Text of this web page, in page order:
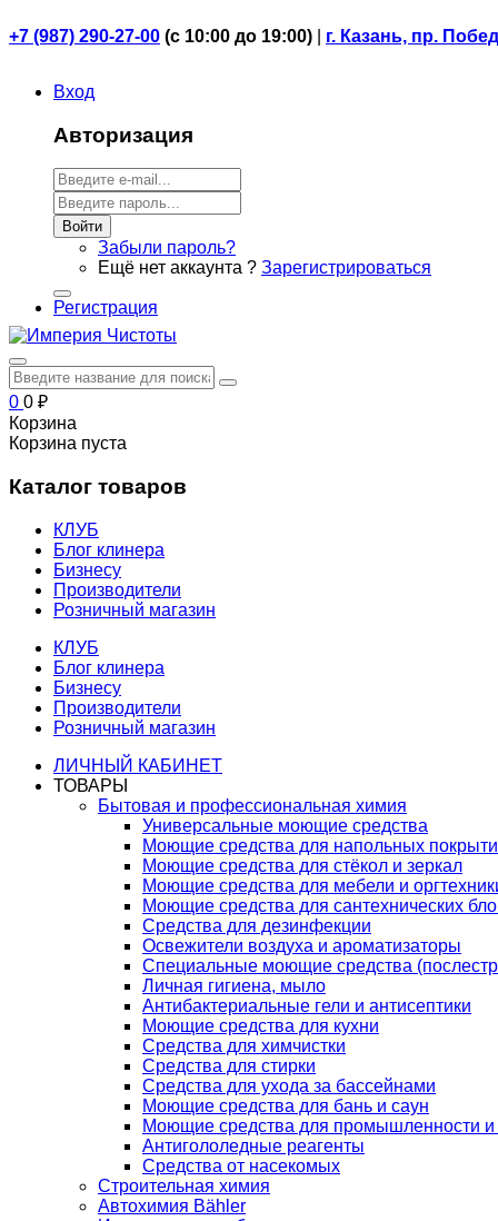
+7 (987) 290-27-00 (с 10:00 до 19:00) г. Казань, пр.
Вход
Авторизация
Войти
Забыли пароль?
Ещё нет аккаунта ? Зарегистрироваться
Регистрация
0 0 ₽
Корзина
Корзина пуста
Каталог товаров
КЛУБ
Блог клинера
Бизнесу
Производители
Розничный магазин
КЛУБ
Блог клинера
Бизнесу
Производители
Розничный магазин
ЛИЧНЫЙ КАБИНЕТ
ТОВАРЫ
Бытовая и профессиональная химия
Универсальные моющие средства
Моющие средства для напольных
Моющие средства для стёкол и зеркал
Моющие средства для мебели и
Моющие средства для сантехнических
Средства для дезинфекции
Освежители воздуха и ароматизаторы
Специальные моющие средства
Личная гигиена, мыло
Антибактериальные гели и антисептики
Моющие средства для кухни
Средства для химчистки
Средства для стирки
Средства для ухода за бассейнами
Моющие средства для бань и саун
Моющие средства для промышленности и
Антигололедные реагенты
Средства от насекомых
Строительная химия
Автохимия Bähler